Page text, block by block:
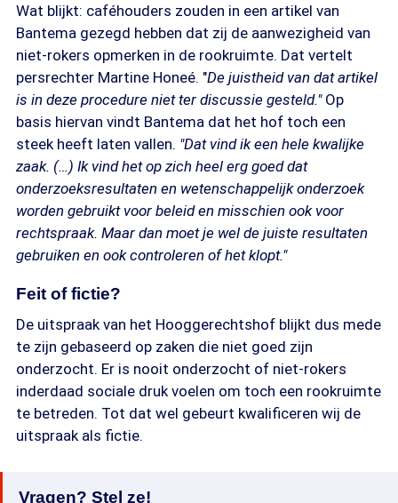
Wat blijkt: caféhouders zouden in een artikel van
Bantema gezegd hebben dat zij de aanwezigheid van
niet-rokers opmerken in de rookruimte. Dat vertelt
persrechter Martine Honeé. "De juistheid van dat artikel
is in deze procedure niet ter discussie gesteld." Op
basis hiervan vindt Bantema dat het hof toch een
steek heeft laten vallen. "Dat vind ik een hele kwalijke
zaak. (…) Ik vind het op zich heel erg goed dat
onderzoeksresultaten en wetenschappelijk onderzoek
worden gebruikt voor beleid en misschien ook voor
rechtspraak. Maar dan moet je wel de juiste resultaten
gebruiken en ook controleren of het klopt."
Feit of fictie?
De uitspraak van het Hooggerechtshof blijkt dus mede
te zijn gebaseerd op zaken die niet goed zijn
onderzocht. Er is nooit onderzocht of niet-rokers
inderdaad sociale druk voelen om toch een rookruimte
te betreden. Tot dat wel gebeurt kwalificeren wij de
uitspraak als fictie.
Vragen? Stel ze!